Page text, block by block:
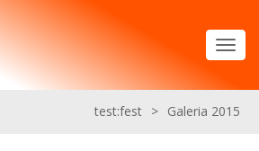
test:fest > Galeria 2015